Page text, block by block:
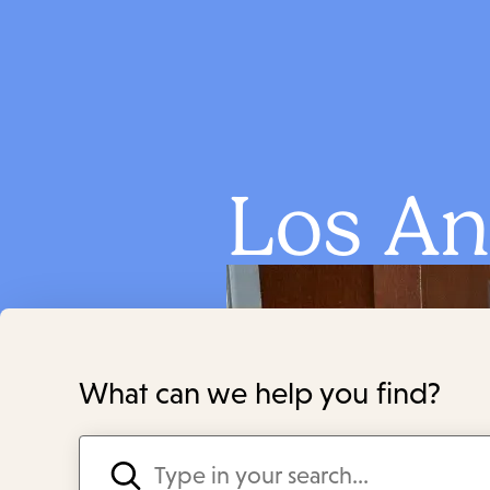
Los
What can we help you find?